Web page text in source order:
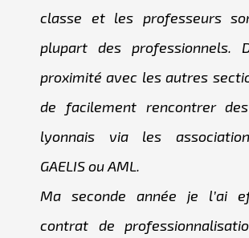
classe et les professeurs
plupart des professionnels.
proximité avec les autres
de facilement rencontrer
lyonnais via les
GAELIS ou AML.
Ma seconde année je l’ai
contrat de